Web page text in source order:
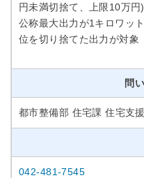
円未満切捨て、上限10万円)
公称最大出力が1キロワッ
位を切り捨てた出力が対象
問
都市整備部 住宅課 住宅支
042-481-7545